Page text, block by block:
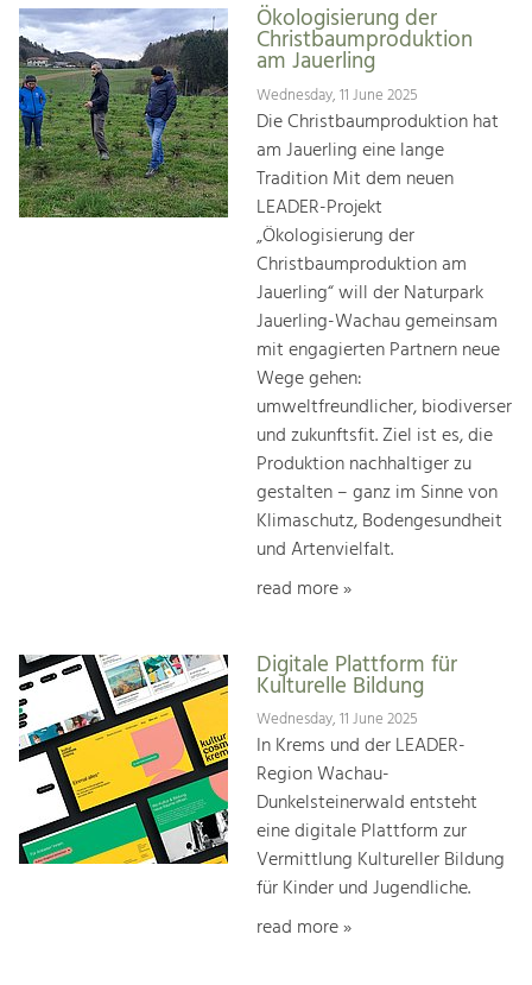
Ökologisierung der
Christbaumproduktion
am Jauerling
Wednesday, 11 June 2025
Die Christbaumproduktion hat
am Jauerling eine lange
Tradition Mit dem neuen
LEADER-Projekt
„Ökologisierung der
Christbaumproduktion am
Jauerling“ will der Naturpark
Jauerling-Wachau gemeinsam
mit engagierten Partnern neue
Wege gehen:
umweltfreundlicher, biodiverser
und zukunftsfit. Ziel ist es, die
Produktion nachhaltiger zu
gestalten – ganz im Sinne von
Klimaschutz, Bodengesundheit
und Artenvielfalt.
read more »
Digitale Plattform für
Kulturelle Bildung
Wednesday, 11 June 2025
In Krems und der LEADER-
Region Wachau-
Dunkelsteinerwald entsteht
eine digitale Plattform zur
Vermittlung Kultureller Bildung
für Kinder und Jugendliche.
read more »